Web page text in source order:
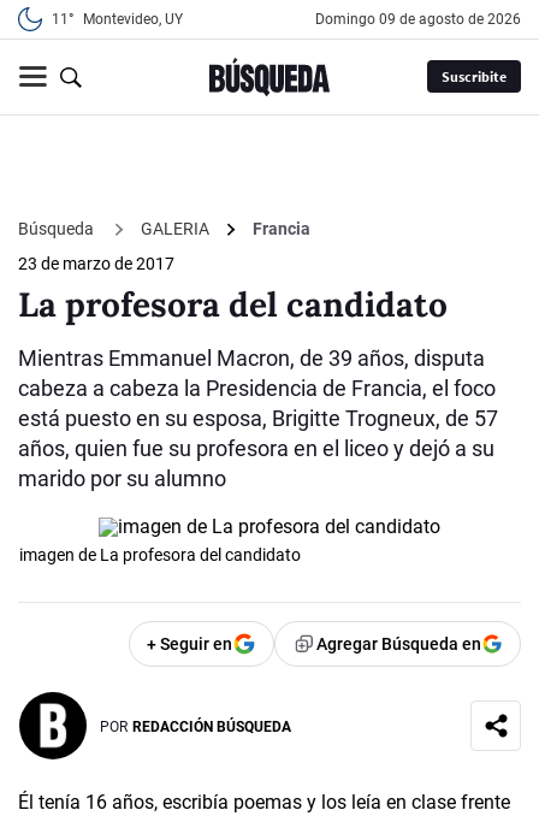
11° Montevideo, UY domingo 09 de agosto de 2026
Suscribite
Búsqueda GALERIA
Francia
23 de marzo de 2017
La profesora del candidato
Mientras Emmanuel Macron, de 39 años, disputa
cabeza a cabeza la Presidencia de Francia, el foco
está puesto en su esposa, Brigitte Trogneux, de 57
años, quien fue su profesora en el liceo y dejó a su
marido por su alumno
imagen de La profesora del candidato
+ Seguir en Agregar Búsqueda en
POR REDACCIÓN BÚSQUEDA
Él tenía 16 años, escribía poemas y los leía en clase frente